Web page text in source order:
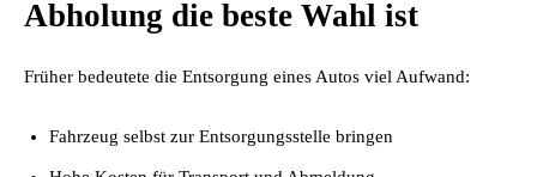
Abholung die beste Wahl ist
Früher bedeutete die Entsorgung eines Autos viel Aufwand:
Fahrzeug selbst zur Entsorgungsstelle bringen